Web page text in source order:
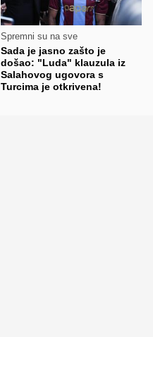
Spremni su na sve
Sada je jasno zašto je
došao: "Luda" klauzula iz
Salahovog ugovora s
Turcima je otkrivena!